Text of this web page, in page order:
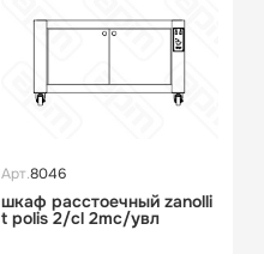
Арт.8046
шкаф расстоечный zanolli
t polis 2/cl 2mc/увл